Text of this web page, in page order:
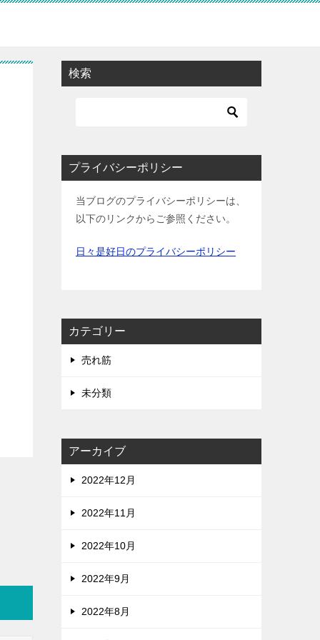
検索
プライバシーポリシー
当ブログのプライバシーポリシーは、
以下のリンクからご参照ください。
日々是好日のプライバシーポリシー
カテゴリー
売れ筋
未分類
アーカイブ
2022年12月
2022年11月
2022年10月
2022年9月
2022年8月